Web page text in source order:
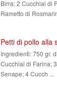
Birra; 2 Cucchiai di
Rametto di
Petti di pollo alla
Ingredienti:750 gr.
Cucchiai di Farina;
Senape; 4 Cucch ...